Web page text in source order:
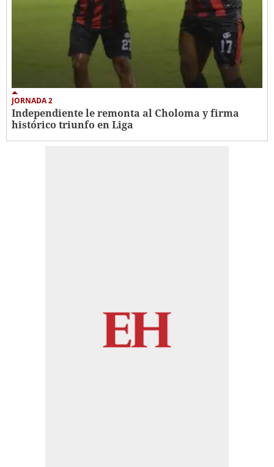
JORNADA 2
Independiente le remonta al Choloma y firma
histórico triunfo en Liga